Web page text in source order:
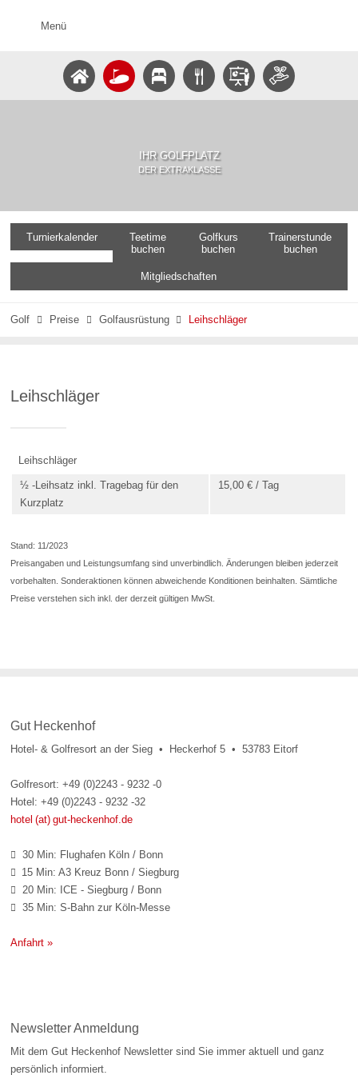
Menü
IHR GOLFPLATZ
DER EXTRAKLASSE
Turnierkalender
Teetime
buchen
Golfkurs
buchen
Trainerstunde
buchen
Mitgliedschaften
Golf  Preise  Golfausrüstung  Leihschläger
Leihschläger
Leihschläger
½ -Leihsatz inkl. Tragebag für den
Kurzplatz
15,00 € / Tag
Stand: 11/2023
Preisangaben und Leistungsumfang sind unverbindlich. Änderungen bleiben jederzeit
vorbehalten. Sonderaktionen können abweichende Konditionen beinhalten. Sämtliche
Preise verstehen sich inkl. der derzeit gültigen MwSt.
Gut Heckenhof
Hotel- & Golfresort an der Sieg • Heckerhof 5 • 53783 Eitorf
Golfresort: +49 (0)2243 - 9232 -0
Hotel: +49 (0)2243 - 9232 -32
hotel (at) gut-heckenhof.de
 30 Min: Flughafen Köln / Bonn
 15 Min: A3 Kreuz Bonn / Siegburg
 20 Min: ICE - Siegburg / Bonn
 35 Min: S-Bahn zur Köln-Messe
Anfahrt »
Newsletter Anmeldung
Mit dem Gut Heckenhof Newsletter sind Sie immer aktuell und ganz
persönlich informiert.